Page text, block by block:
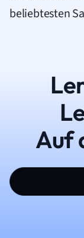
beliebtesten
Auf